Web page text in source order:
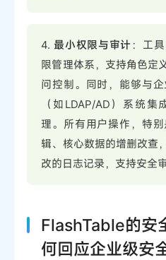
4. 最小权限与审计 ：工
限管理体系，支持角色定
问控制。同时，能够与
（如LDAP/AD）系统
理。所有用户操作，特
辑、核心数据的增删改查
改的日志记录，支持安全
FlashTable的安
何回应企业级安